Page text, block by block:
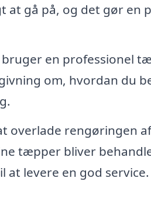
at gå på, og det gør en
en professionel
om, hvordan du
overlade rengøringen
tæpper bliver
levere en god service.